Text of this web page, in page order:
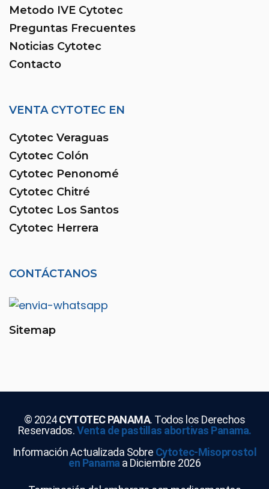
Metodo IVE Cytotec
Preguntas Frecuentes
Noticias Cytotec
Contacto
VENTA CYTOTEC EN
Cytotec Veraguas
Cytotec Colón
Cytotec Penonomé
Cytotec Chitré
Cytotec Los Santos
Cytotec Herrera
CONTÁCTANOS
Sitemap
© 2024CYTOTEC PANAMA. Todos los Derechos
Reservados.Venta de pastillas abortivas Panama.
Información Actualizada Sobre Cytotec-Misoprostol
en Panama a Diciembre 2026